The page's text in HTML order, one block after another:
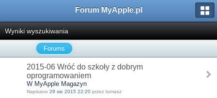
Forum MyApple.pl
Wyniki wyszukiwania
Forums
2015-06 Wróć do szkoły z dobrym
oprogramowaniem
W MyApple Magazyn
Napisano 29 sie 2015 22:20 przez tomasz